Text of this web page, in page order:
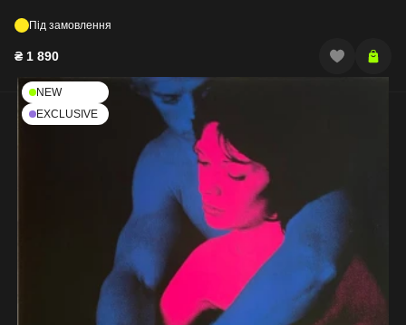
Під замовлення
₴ 1 890
NEW
EXCLUSIVE